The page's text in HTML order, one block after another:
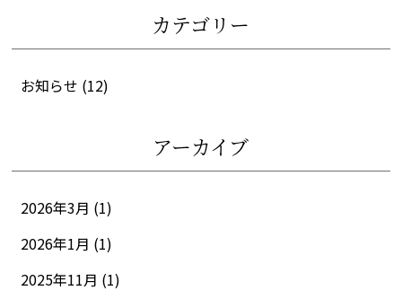
カテゴリー
お知らせ (12)
アーカイブ
2026年3月 (1)
2026年1月 (1)
2025年11月 (1)